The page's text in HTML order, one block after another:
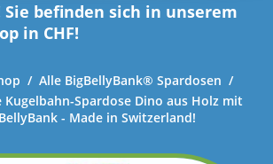
befinden sich in unserem
in CHF!
/ Alle BigBellyBank® Spardosen /
Kugelbahn-Spardose Dino aus Holz mit
- Made in Switzerland!